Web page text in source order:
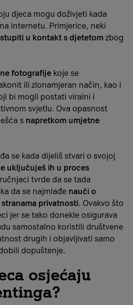
djeca mogu doživjeti kada
internetu. Primjerice, neki
u kontakt s djetetom zbog
fotografije koje se
ili zlonamjeran način, kao i
bi mogli postati viralni i
svjetlu. Ova opasnost
s napretkom umjetne
se kada dijeliš stvari o svojoj
uključuješ ih u proces
tvrde da se tada
da se najmlađe nauči o
privatnosti. Ovakvo što
jer se tako donekle osigurava
samostalno koristili društvene
drugih i objavljivati samo
dopuštenje.
osjećaju